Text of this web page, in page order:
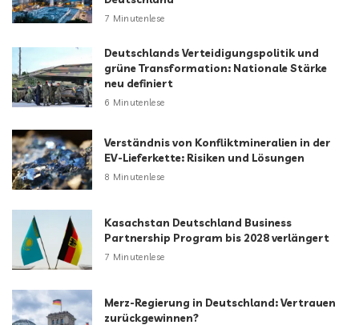
7 Minutenlese
Deutschlands Verteidigungspolitik und
grüne Transformation: Nationale Stärke
neu definiert
6 Minutenlese
Verständnis von Konfliktmineralien in der
EV-Lieferkette: Risiken und Lösungen
8 Minutenlese
Kasachstan Deutschland Business
Partnership Program bis 2028 verlängert
7 Minutenlese
Merz-Regierung in Deutschland: Vertrauen
zurückgewinnen?